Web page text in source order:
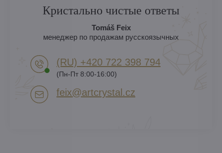
Кристально чистые ответы
Tomáš Feix
менеджер по продажам русскоязычных
(RU) +420 722 398 794​
(Пн-Пт 8:00-16:00)
feix​@artcrystal​.cz